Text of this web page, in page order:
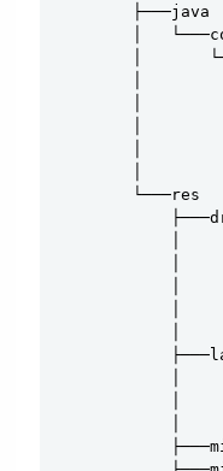
        ├───java
│
│
│
│
│
│
        └───res
│
│
│
│
│
│